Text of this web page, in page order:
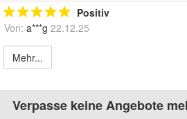
Positiv
Von: a***g 22.12.25
Mehr...
Verpasse keine Angebote